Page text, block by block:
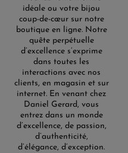
idéale ou votre bijou
coup-de-cœur sur notre
boutique en ligne. Notre
quête perpétuelle
d’excellence s’exprime
dans toutes les
interactions avec nos
clients, en magasin et sur
internet. En venant chez
Daniel Gerard, vous
entrez dans un monde
d’excellence, de passion,
d’authenticité,
d’élégance, d’exception.